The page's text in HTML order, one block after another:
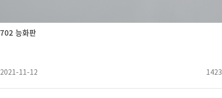
702 능화판
2021-11-12 1423